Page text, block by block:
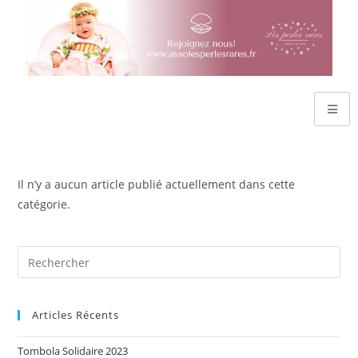
Il n’y a aucun article publié actuellement dans cette
catégorie.
Articles Récents
Tombola Solidaire 2023